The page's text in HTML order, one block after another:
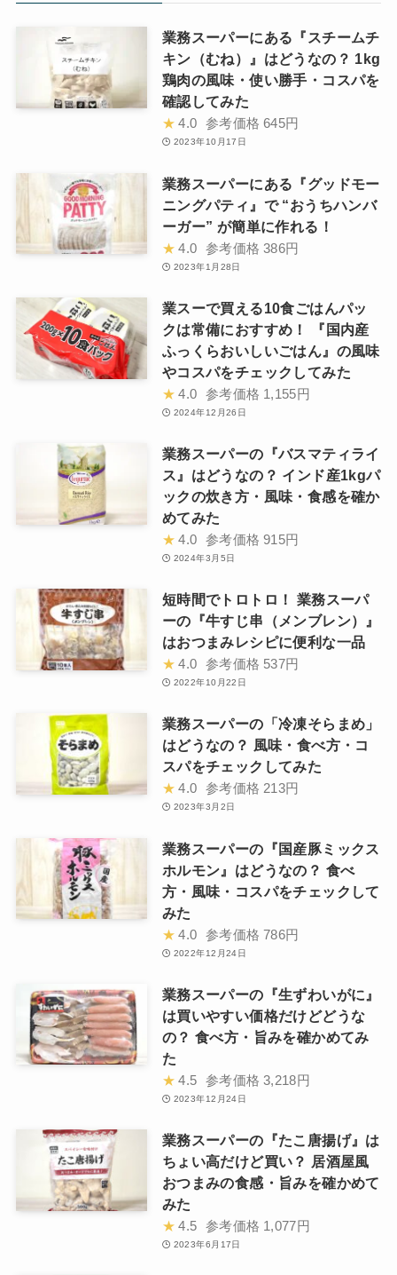
業務スーパーにある『スチームチ
キン（むね）』はどうなの？ 1kg
鶏肉の風味・使い勝手・コスパを
確認してみた
★ 4.0 参考価格 645円
2023年10月17日
業務スーパーにある『グッドモー
ニングパティ』で “おうちハンバ
ーガー” が簡単に作れる！
★ 4.0 参考価格 386円
2023年1月28日
業スーで買える10食ごはんパッ
クは常備におすすめ！ 『国内産
ふっくらおいしいごはん』の風味
やコスパをチェックしてみた
★ 4.0 参考価格 1,155円
2024年12月26日
業務スーパーの『バスマティライ
ス』はどうなの？ インド産1kgパ
ックの炊き方・風味・食感を確か
めてみた
★ 4.0 参考価格 915円
2024年3月5日
短時間でトロトロ！ 業務スーパ
ーの『牛すじ串（メンブレン）』
はおつまみレシピに便利な一品
★ 4.0 参考価格 537円
2022年10月22日
業務スーパーの「冷凍そらまめ」
はどうなの？ 風味・食べ方・コ
スパをチェックしてみた
★ 4.0 参考価格 213円
2023年3月2日
業務スーパーの『国産豚ミックス
ホルモン』はどうなの？ 食べ
方・風味・コスパをチェックして
みた
★ 4.0 参考価格 786円
2022年12月24日
業務スーパーの『生ずわいがに』
は買いやすい価格だけどどうな
の？ 食べ方・旨みを確かめてみ
た
★ 4.5 参考価格 3,218円
2023年12月24日
業務スーパーの『たこ唐揚げ』は
ちょい高だけど買い？ 居酒屋風
おつまみの食感・旨みを確かめて
みた
★ 4.5 参考価格 1,077円
2023年6月17日